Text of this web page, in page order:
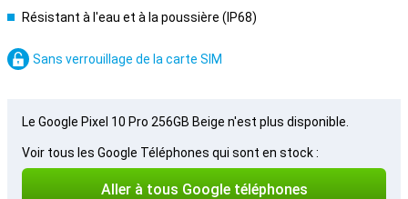
Résistant à l'eau et à la poussière (IP68)
Sans verrouillage de la carte SIM
Le Google Pixel 10 Pro 256GB Beige n'est plus disponible.
Voir tous les Google Téléphones qui sont en stock :
Aller à tous Google téléphones